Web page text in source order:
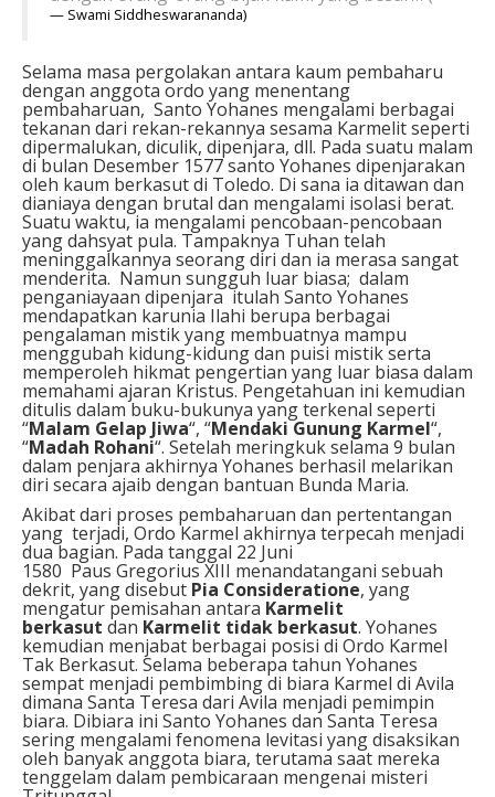
Swami Sid­dheswarananda)
Selama masa pergolakan antara kaum pembaharu
dengan anggota ordo yang menentang
pembaharuan, Santo Yohanes mengalami berbagai
tekanan dari rekan-rekannya sesama Karmelit seperti
dipermalukan, diculik, dipenjara, dll. Pada suatu malam
di bulan Desember 1577 santo Yohanes dipenjarakan
oleh kaum berkasut di Toledo. Di sana ia ditawan dan
dianiaya dengan brutal dan mengalami isolasi berat.
Suatu waktu, ia mengalami pencobaan-pencobaan
yang dahsyat pula. Tampaknya Tuhan telah
meninggalkannya seorang diri dan ia merasa sangat
menderita. Namun sungguh luar biasa; dalam
penganiayaan dipenjara itulah Santo Yohanes
mendapatkan karunia Ilahi berupa berbagai
pengalaman mistik yang membuatnya mampu
menggubah kidung-kidung dan puisi mistik serta
memperoleh hikmat pengertian yang luar biasa dalam
memahami ajaran Kristus. Pengetahuan ini kemudian
ditulis dalam buku-bukunya yang terkenal seperti
“Malam Gelap Jiwa“, “Mendaki Gunung Karmel“,
“Madah Rohani“. Setelah meringkuk selama 9 bulan
dalam penjara akhirnya Yohanes berhasil melarikan
diri secara ajaib dengan bantuan Bunda Maria.
Akibat dari proses pembaharuan dan pertentangan
yang terjadi, Ordo Karmel akhirnya terpecah menjadi
dua bagian. Pada tanggal 22 Juni
1580 Paus Gregorius XIII menandatangani sebuah
dekrit, yang disebut Pia Consideratione, yang
mengatur pemisahan antara Karmelit
berkasut dan Karmelit tidak berkasut. Yohanes
kemudian menjabat berbagai posisi di Ordo Karmel
Tak Berkasut. Selama beberapa tahun Yohanes
sempat menjadi pembimbing di biara Karmel di Avila
dimana Santa Teresa dari Avila menjadi pemimpin
biara. Dibiara ini Santo Yohanes dan Santa Teresa
sering mengalami fenomena levitasi yang disaksikan
oleh banyak anggota biara, terutama saat mereka
tenggelam dalam pembicaraan mengenai misteri